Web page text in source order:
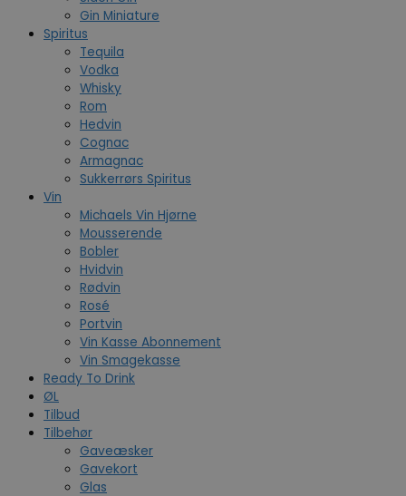
Gin Miniature
Spiritus
Tequila
Vodka
Whisky
Rom
Hedvin
Cognac
Armagnac
Sukkerrørs Spiritus
Vin
Michaels Vin Hjørne
Mousserende
Bobler
Hvidvin
Rødvin
Rosé
Portvin
Vin Kasse Abonnement
Vin Smagekasse
Ready To Drink
ØL
Tilbud
Tilbehør
Gaveæsker
Gavekort
Glas